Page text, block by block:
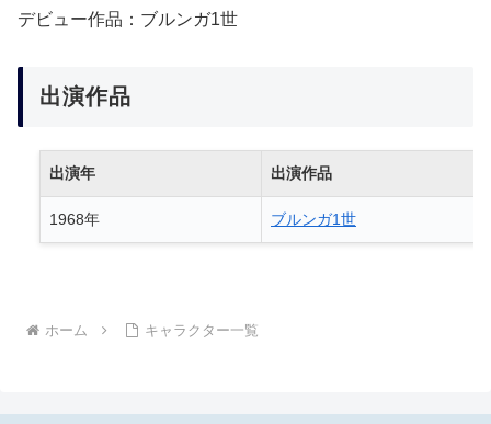
デビュー作品：ブルンガ1世
出演作品
出演年 出演作品
1968年 ブルンガ1世
ホーム キャラクター一覧